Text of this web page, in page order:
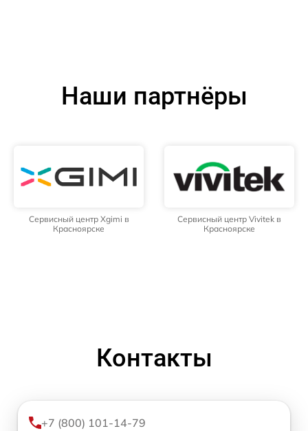
Наши партнёры
Сервисный центр Xgimi в
Красноярске
Сервисный центр Vivitek в
Красноярске
Контакты
+7 (800) 101-14-79